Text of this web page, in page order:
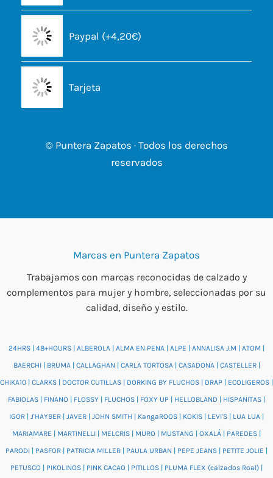
Paypal (+4,20€)
Tarjeta
© Puntera Zapatos · Todos los derechos
reservados
Marcas en Puntera Zapatos
Trabajamos con marcas reconocidas de calzado y
complementos para mujer y hombre, seleccionadas por su
calidad, diseño y estilo.
24HRS 48+HOURS ALBEROLA ALMA EN PENA ALPE ANNALISA J.M ATOM
BAERCHI| BRUMA| CALLAGHAN CARLA TORTOSA| CASADONA| CASTELLER|
CHIKA10
CLARKS DOCTOR CUTILLAS DORKING BY FLUCHOS DRAP ECOLIGEROS
FABIOLAS
FINANO FLOSSY FLUCHOS FOXY UP HELLOBLAND HISPANITAS
IGOR
J'HAYBER JAVER JOHN SMITH KangaROOS KOKIS LEVI'S LUA LUA
MARIAMARE
MARTINELLI MELCRIS MURO MUSTANG OXALÁ PAREDES
PARODI
PASFOR PATRICIA MILLER PAULA URBAN PEPE JEANS PETITE JOLIE
PETUSCO
PIKOLINOS PINK CACAO PITILLOS PLUMA FLEX (calzados Roal)